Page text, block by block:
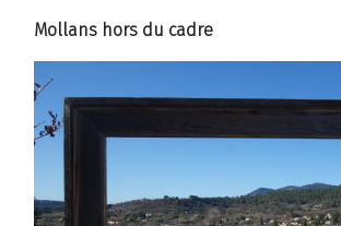
Mollans hors du cadre